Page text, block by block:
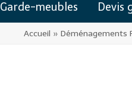
Garde-meubles Devis
Accueil » Déménagements